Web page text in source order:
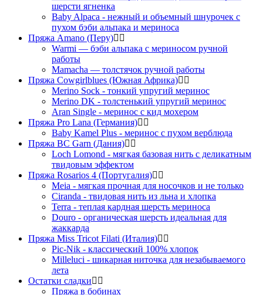
шерсти ягненка
Baby Alpaca - нежный и объемный шнурочек с
пухом бэби альпака и мериноса
Пряжа Amano (Перу)
Warmi — бэби альпака с мериносом ручной
работы
Mamacha — толстячок ручной работы
Пряжа Cowgirlblues (Южная Африка)
Merino Sock - тонкий упругий меринос
Merino DK - толстенький упругий меринос
Aran Single - меринос с кид мохером
Пряжа Pro Lana (Германия)
Baby Kamel Plus - меринос с пухом верблюда
Пряжа BC Garn (Дания)
Loch Lomond - мягкая базовая нить с деликатным
твидовым эффектом
Пряжа Rosarios 4 (Португалия)
Meia - мягкая прочная для носочков и не только
Ciranda - твидовая нить из льна и хлопка
Terra - теплая кардная шерсть мериноса
Douro - органическая шерсть идеальная для
жаккарда
Пряжа Miss Tricot Filati (Италия)
Pic-Nik - классический 100% хлопок
Milleluci - шикарная ниточка для незабываемого
лета
Остатки сладки
Пряжа в бобинах